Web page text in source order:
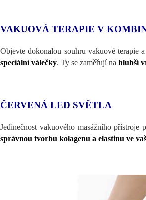
VAKUOVÁ TERAPIE V
Objevte dokonalou souhru vakuové terapie
speciální válečky. Ty se zaměřují na hlubší
ČERVENÁ LED SVĚTLA
Jedinečnost vakuového masážního
správnou tvorbu kolagenu a elastinu ve